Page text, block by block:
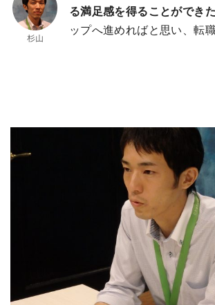
る満足感を得ることができた
ップへ進めればと思い、転